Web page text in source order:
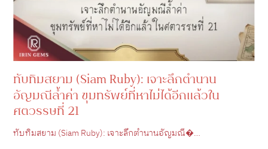
ทับทิมสยาม (Siam Ruby): เจาะลึกตำนาน
อัญมณีล้ำค่า ขุมทรัพย์ที่หาไม่ได้อีกแล้วใน
ศตวรรษที่ 21
ทับทิมสยาม (Siam Ruby): เจาะลึกตำนานอัญมณี�…